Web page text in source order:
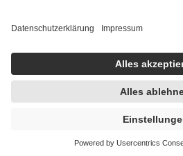
Einholung von Bewertungen. Trusted
getroffen, um sicherzustellen, dass es
handelt. Mehr Informationen findest du
https://help.etrusted.com/hc/de/